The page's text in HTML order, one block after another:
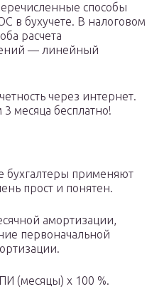
способы
в бухучете. В налоговом
расчета
— линейный
через интернет.
месяца бесплатно!
бухгалтеры применяют
прост и понятен.
амортизации,
первоначальной
(месяцы) х 100 %.